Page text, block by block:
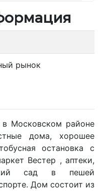
рынок
Московском районе
дома, хорошее
остановка с
Вестер , аптеки,
сад в пешей
Дом состоит из